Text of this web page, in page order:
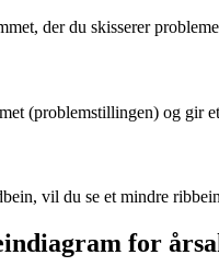
der du skisserer
(problemstillingen) og gir
vil du se et mindre
for